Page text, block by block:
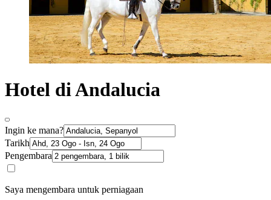
Hotel di Andalucia
Ingin ke mana?
Tarikh
Pengembara
Saya mengembara untuk perniagaan